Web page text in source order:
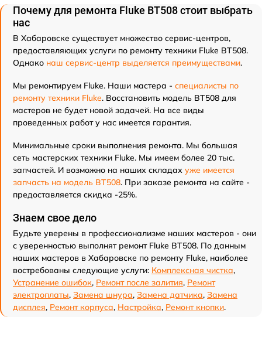
Почему для ремонта Fluke BT508 стоит выбрать
нас
В Хабаровске существует множество сервис-центров,
предоставляющих услуги по ремонту техники Fluke BT508.
Однако наш сервис-центр выделяется преимуществами.
Мы ремонтируем Fluke. Наши мастера - специалисты по
ремонту техники Fluke. Восстановить модель BT508 для
мастеров не будет новой задачей. На все виды
проведенных работ у нас имеется гарантия.
Минимальные сроки выполнения ремонта. Мы большая
сеть мастерских техники Fluke. Мы имеем более 20 тыс.
запчастей. И возможно на наших складах уже имеется
запчасть на модель BT508. При заказе ремонта на сайте -
предоставляется скидка -25%.
Знаем свое дело
Будьте уверены в профессионализме наших мастеров - они
с уверенностью выполнят ремонт Fluke BT508. По данным
наших мастеров в Хабаровске по ремонту Fluke, наиболее
востребованы следующие услуги: Комплексная чистка,
Устранение ошибок, Ремонт после залития, Ремонт
электроплаты, Замена шнура, Замена датчика, Замена
дисплея, Ремонт корпуса, Настройка, Ремонт кнопки.